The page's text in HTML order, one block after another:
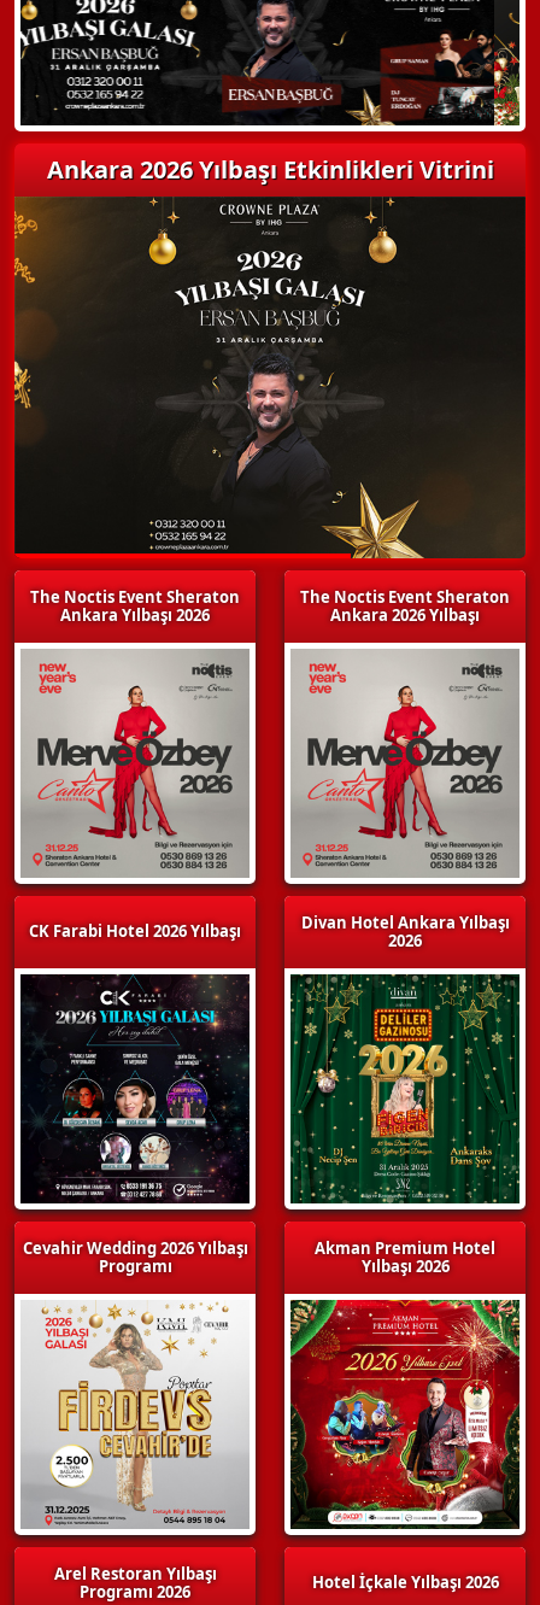
Detaylı Bilgi Alın
Ankara 2026 Yılbaşı Etkinlikleri Vitrini
The Noctis Event Sheraton
Ankara Yılbaşı 2026
CK Farabi Hotel 2026 Yılbaşı
Cevahir Wedding 2026 Yılbaşı
Programı
Arel Restoran Yılbaşı
Programı 2026
The Noctis Event Sheraton
Ankara 2026 Yılbaşı
Divan Hotel Ankara Yılbaşı
2026
Akman Premium Hotel
Yılbaşı 2026
Hotel İçkale Yılbaşı 2026